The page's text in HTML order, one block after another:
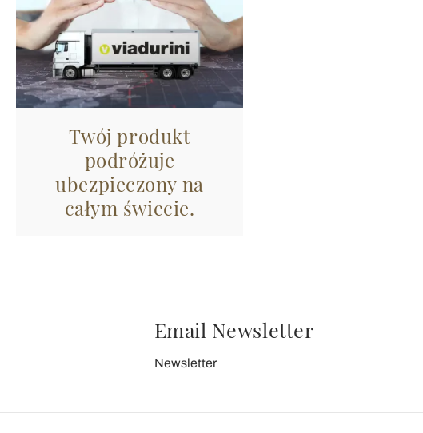
Twój produkt
podróżuje
ubezpieczony na
całym świecie.
Email Newsletter
Newsletter